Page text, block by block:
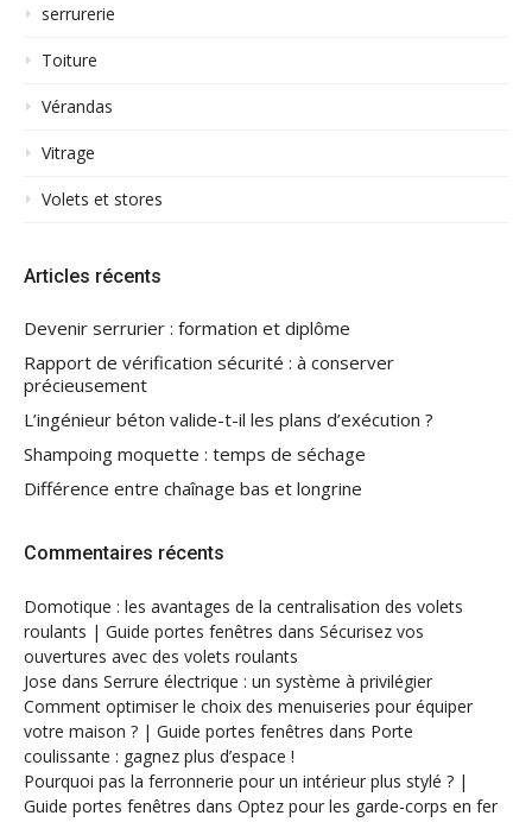
serrurerie
Toiture
Vérandas
Vitrage
Volets et stores
Articles récents
Devenir serrurier : formation et diplôme
Rapport de vérification sécurité : à conserver
précieusement
L’ingénieur béton valide-t-il les plans d’exécution ?
Shampoing moquette : temps de séchage
Différence entre chaînage bas et longrine
Commentaires récents
Domotique : les avantages de la centralisation des volets
roulants | Guide portes fenêtres dans Sécurisez vos
ouvertures avec des volets roulants
Jose dans Serrure électrique : un système à privilégier
Comment optimiser le choix des menuiseries pour équiper
votre maison ? | Guide portes fenêtres dans Porte
coulissante : gagnez plus d’espace !
Pourquoi pas la ferronnerie pour un intérieur plus stylé ? |
Guide portes fenêtres dans Optez pour les garde-corps en fer